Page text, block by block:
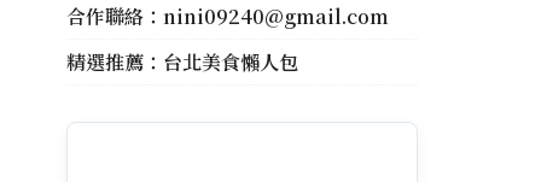
合作聯絡：nini09240@gmail.com
精選推薦： 台北美食懶人包